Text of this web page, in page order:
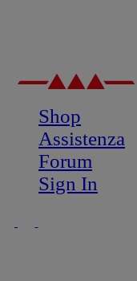
Shop
Assistenza
Forum
Sign In